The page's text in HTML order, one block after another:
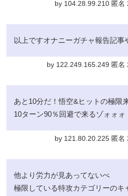
by 104.28.99.210 匿名
以上ですオナニーガチャ報告記事
by 122.249.165.249 匿名
あと10分だ！悟空&ヒットの極限
10ターン90％回避で来るゾォォォ
by 121.80.20.225 匿名
他より労力が見あってないべ
極限している特攻カテゴリーのキ